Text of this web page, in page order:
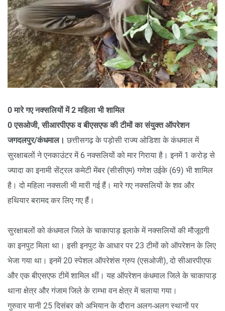
0 मारे गए नक्सलियों में 2 महिला भी शामिल
0 एसओजी, सीआरपीएफ व बीएसएफ की टीमों का संयुक्त ऑपरेशन
जगदलपुर/कंधमाल। छत्तीसगढ़ के पड़ोसी राज्य ओडिशा के कंधमाल में
सुरक्षाबलों ने एनकाउंटर में 6 नक्सलियों को मार गिराया है। इनमें 1 करोड़ से
ज्यादा का इनामी सेंट्रल कमेटी मेंबर (सीसीएम) गणेश उईके (69) भी शामिल
है। दो महिला नक्सली भी मारी गई हैं। मारे गए नक्सलियों के शव और
हथियार बरामद कर लिए गए हैं।
सुरक्षाबलों को कंधमाल जिले के चाकापाड़ इलाके में नक्सलियों की मौजूदगी
का इनपुट मिला था। इसी इनपुट के आधार पर 23 टीमों को ऑपरेशन के लिए
भेजा गया था। इनमें 20 स्पेशल ऑपरेशंस ग्रुप (एसओजी), दो सीआरपीएफ
और एक बीएसएफ टीमें शामिल थीं। यह ऑपरेशन कंधमाल जिले के चाकापाड़
थाना क्षेत्र और गंजाम जिले के राम्भा वन क्षेत्र में चलाया गया।
गुरुवार यानी 25 दिसंबर को अभियान के दौरान अलग-अलग स्थानों पर